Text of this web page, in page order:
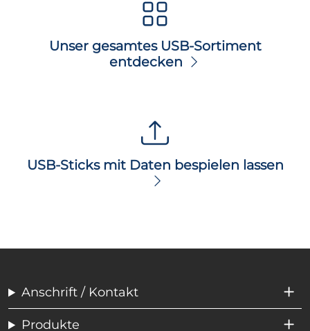
Unser gesamtes USB-Sortiment
entdecken
USB-Sticks mit Daten bespielen lassen
Anschrift / Kontakt
Produkte